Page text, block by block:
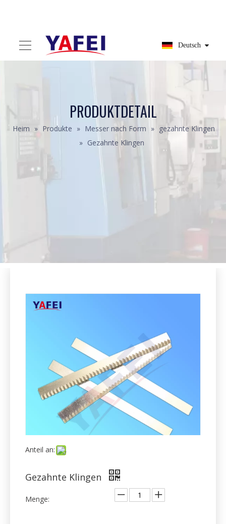
gezahnte Klingen
» Gezahnte Klingen
Anteil an:
Gezahnte Klingen
Menge: